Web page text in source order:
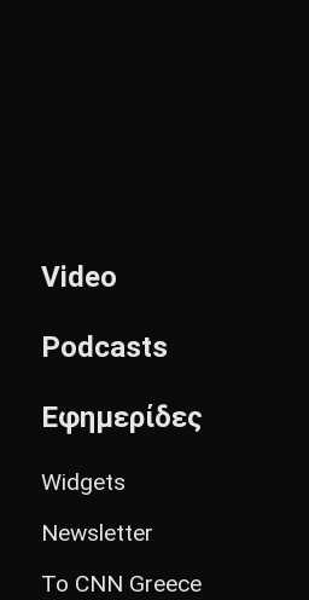
Video
Podcasts
Εφημερίδες
Widgets
Newsletter
Το CNN Greece